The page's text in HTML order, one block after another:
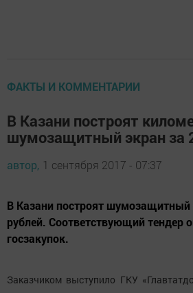
ФАКТЫ И КОММЕНТАРИИ
В Казани построят
шумозащитный экран за
автор, 1 сентября 2017 - 07:37
В Казани построят шумозащитный
рублей. Соответствующий тендер
госзакупок.
Заказчиком выступило ГКУ